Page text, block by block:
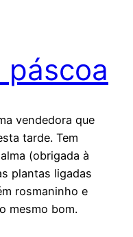
páscoa
vendedora que
tarde. Tem
(obrigada à
plantas ligadas
rosmaninho e
mesmo bom.